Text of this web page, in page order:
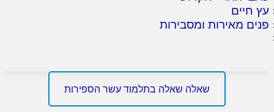
עץ חיים
פנים מאירות ומסבירות
שאלה שאלה בתלמוד עשר הספירות